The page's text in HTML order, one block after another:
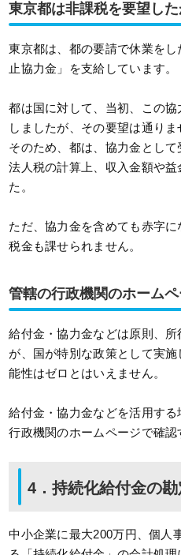
東京都は非課税を要望し
東京都は、都の要請で休業を
止協力金」を支給しています。
都は国に対して、当初、この
しましたが、その要望は通りま
そのため、都は、協力金とし
法人税の計算上、収入金額や
た。
ただ、協力金を含めても赤字に
税金も課せられません。
管轄の行政機関のホーム
給付金・協力金などは原則、
が、国が特別な政策として実
能性はゼロとはいえません。
給付金・協力金などを活用す
行政機関のホームページで確認
4．持続化給付金の
中小企業に最大200万円、個人